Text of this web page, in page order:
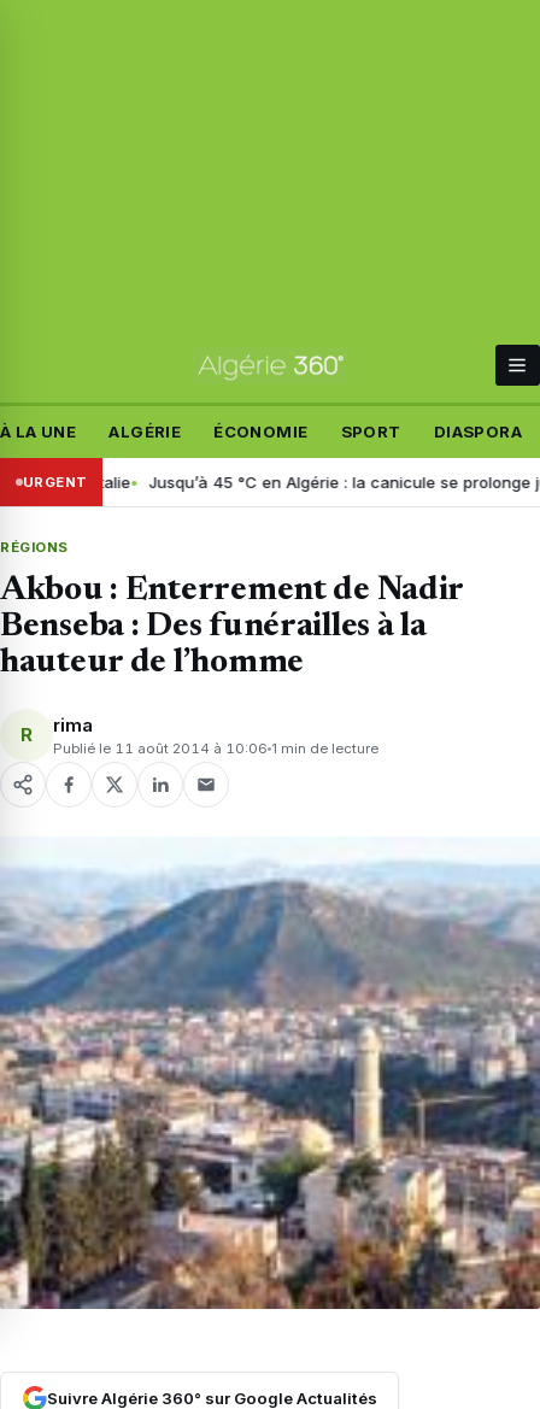
À LA UNE ALGÉRIE ÉCONOMIE SPORT DIASPORA
URGENT
en Italie Jusqu’à 45 °C en Algérie : la canicule se prolonge
RÉGIONS
Akbou : Enterrement de Nadir
Benseba : Des funérailles à la
hauteur de l’homme
R rima
Publié le 11 août 2014 à 10:06 1 min de lecture
Suivre Algérie 360° sur Google Actualités